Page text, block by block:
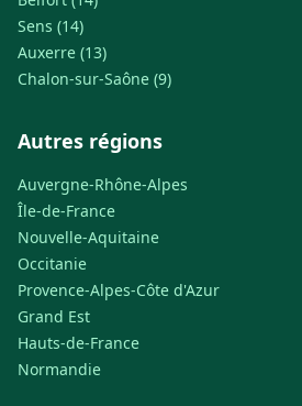
Sens (14)
Auxerre (13)
Chalon-sur-Saône (9)
Autres régions
Auvergne-Rhône-Alpes
Île-de-France
Nouvelle-Aquitaine
Occitanie
Provence-Alpes-Côte d'Azur
Grand Est
Hauts-de-France
Normandie